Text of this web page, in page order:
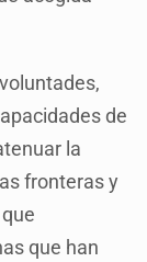
de
la
fronteras y
que han